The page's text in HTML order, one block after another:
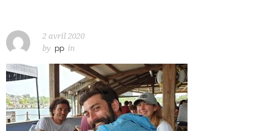
2 avril 2020
by pp in